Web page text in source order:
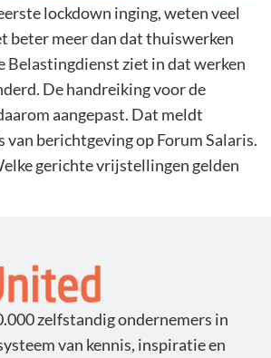
lockdown inging, weten veel
beter meer dan dat thuiswerken
Belastingdienst ziet in dat werken
De handreiking voor de
aangepast. Dat meldt
van berichtgeving op Forum Salaris.
gerichte vrijstellingen gelden
zelfstandig ondernemers in
van kennis, inspiratie en